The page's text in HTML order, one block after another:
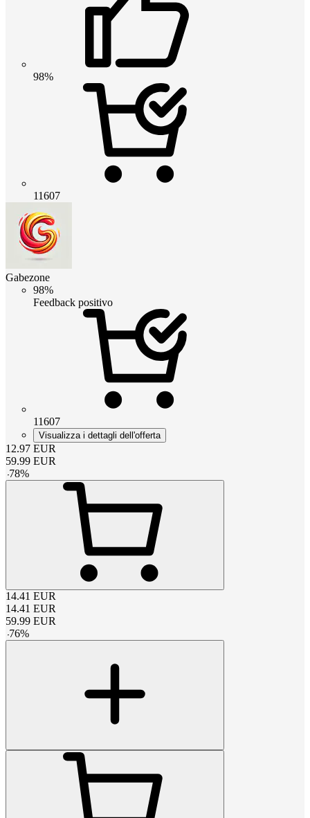
98%
11607
Gabezone
98%
Feedback positivo
11607
Visualizza i dettagli dell'offerta
12.97 EUR
59.99 EUR
-78%
14.41 EUR
14.41 EUR
59.99 EUR
-76%